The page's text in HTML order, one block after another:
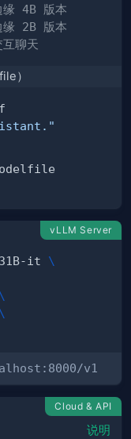
4B 版本
2B 版本
聊天
）
vLLM Server
it \
\
\
v1
Cloud & API
说明